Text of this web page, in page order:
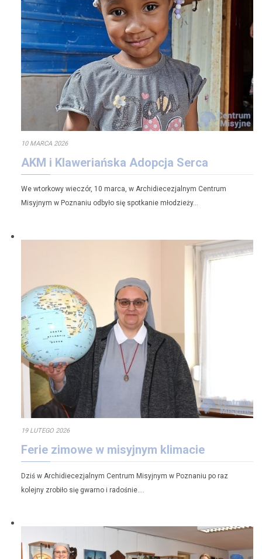
10 MARCA 2026
AKM i Klaweriańska Adopcja Serca
We wtorkowy wieczór, 10 marca, w Archidiecezjalnym Centrum
Misyjnym w Poznaniu odbyło się spotkanie młodzieży…
19 LUTEGO 2026
Ferie zimowe w misyjnym klimacie
Dziś w Archidiecezjalnym Centrum Misyjnym w Poznaniu po raz
kolejny zrobiło się gwarno i radośnie….